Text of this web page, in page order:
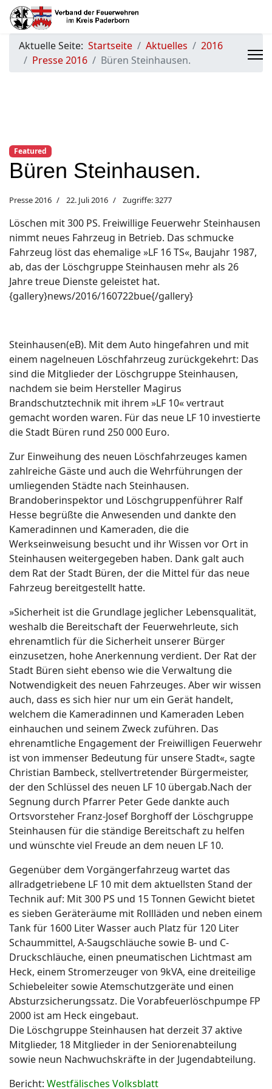
Aktuelle Seite: Startseite Aktuelles
2016
Presse 2016
Büren Steinhausen.
Featured
Büren Steinhausen.
Presse 2016 22. Juli 2016 Zugriffe: 3277
Löschen mit 300 PS. Freiwillige Feuerwehr Steinhausen
nimmt neues Fahrzeug in Betrieb. Das schmucke
Fahrzeug löst das ehemalige »LF 16 TS«, Baujahr 1987,
ab, das der Löschgruppe Steinhausen mehr als 26
Jahre treue Dienste geleistet hat.
{gallery}news/2016/160722bue{/gallery}
Steinhausen(eB). Mit dem Auto hingefahren und mit
einem nagelneuen Löschfahrzeug zurückgekehrt: Das
sind die Mitglieder der Löschgruppe Steinhausen,
nachdem sie beim Hersteller Magirus
Brandschutztechnik mit ihrem »LF 10« vertraut
gemacht worden waren. Für das neue LF 10 investierte
die Stadt Büren rund 250 000 Euro.
Zur Einweihung des neuen Löschfahrzeuges kamen
zahlreiche Gäste und auch die Wehrführungen der
umliegenden Städte nach Steinhausen.
Brandoberinspektor und Löschgruppenführer Ralf
Hesse begrüßte die Anwesenden und dankte den
Kameradinnen und Kameraden, die die
Werkseinweisung besucht und ihr Wissen vor Ort in
Steinhausen weitergegeben haben. Dank galt auch
dem Rat der Stadt Büren, der die Mittel für das neue
Fahrzeug bereitgestellt hatte.
»Sicherheit ist die Grundlage jeglicher Lebensqualität,
weshalb die Bereitschaft der Feuerwehrleute, sich
ehrenamtlich für die Sicherheit unserer Bürger
einzusetzen, hohe Anerkennung verdient. Der Rat der
Stadt Büren sieht ebenso wie die Verwaltung die
Notwendigkeit des neuen Fahrzeuges. Aber wir wissen
auch, dass es sich hier nur um ein Gerät handelt,
welchem die Kameradinnen und Kameraden Leben
einhauchen und seinem Zweck zuführen. Das
ehrenamtliche Engagement der Freiwilligen Feuerwehr
ist von immenser Bedeutung für unsere Stadt«, sagte
Christian Bambeck, stellvertretender Bürgermeister,
der den Schlüssel des neuen LF 10 übergab.Nach der
Segnung durch Pfarrer Peter Gede dankte auch
Ortsvorsteher Franz-Josef Borghoff der Löschgruppe
Steinhausen für die ständige Bereitschaft zu helfen
und wünschte viel Freude an dem neuen LF 10.
Gegenüber dem Vorgängerfahrzeug wartet das
allradgetriebene LF 10 mit dem aktuellsten Stand der
Technik auf: Mit 300 PS und 15 Tonnen Gewicht bietet
es sieben Geräteräume mit Rollläden und neben einem
Tank für 1600 Liter Wasser auch Platz für 120 Liter
Schaummittel, A-Saugschläuche sowie B- und C-
Druckschläuche, einen pneumatischen Lichtmast am
Heck, einem Stromerzeuger von 9kVA, eine dreiteilige
Schiebeleiter sowie Atemschutzgeräte und einen
Absturzsicherungssatz. Die Vorabfeuerlöschpumpe FP
2000 ist am Heck eingebaut.
Die Löschgruppe Steinhausen hat derzeit 37 aktive
Mitglieder, 18 Mitglieder in der Seniorenabteilung
sowie neun Nachwuchskräfte in der Jugendabteilung.
Bericht: Westfälisches Volksblatt